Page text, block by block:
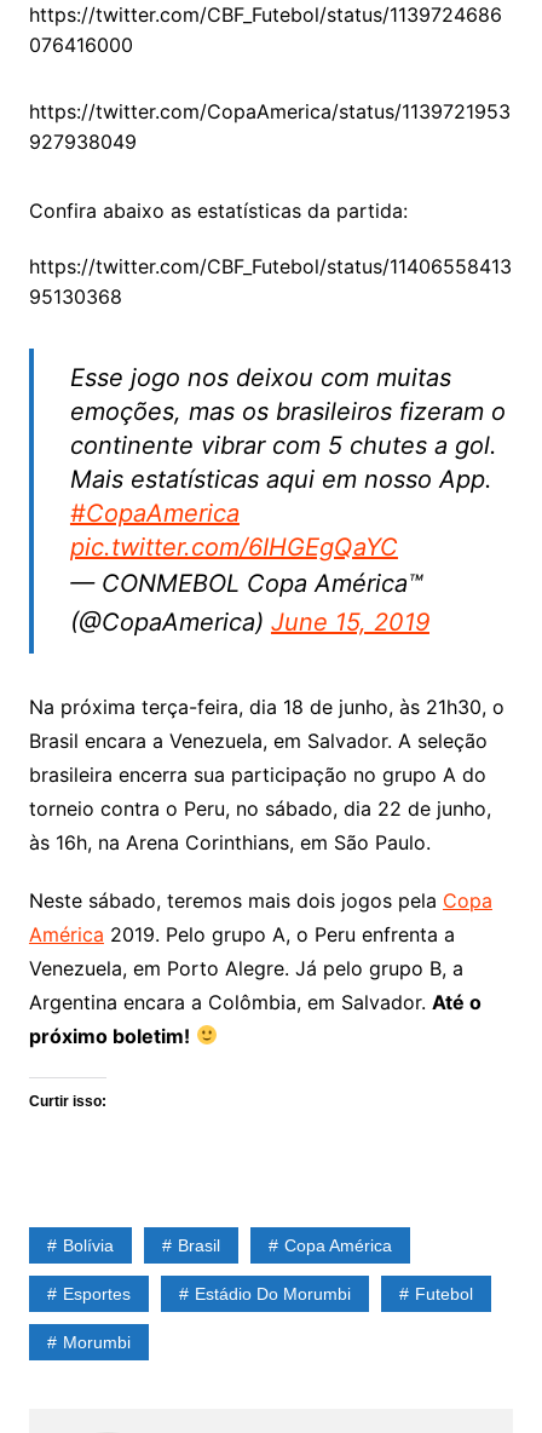
https://twitter.com/CBF_Futebol/status/1139724686
076416000
https://twitter.com/CopaAmerica/status/1139721953
927938049
Confira abaixo as estatísticas da partida:
https://twitter.com/CBF_Futebol/status/11406558413
95130368
Esse jogo nos deixou com muitas
emoções, mas os brasileiros fizeram o
continente vibrar com 5 chutes a gol.
Mais estatísticas aqui em nosso App.
#CopaAmerica
pic.twitter.com/6IHGEgQaYC
— CONMEBOL Copa América™️
(@CopaAmerica) June 15, 2019
Na próxima terça-feira, dia 18 de junho, às 21h30, o
Brasil encara a Venezuela, em Salvador. A seleção
brasileira encerra sua participação no grupo A do
torneio contra o Peru, no sábado, dia 22 de junho,
às 16h, na Arena Corinthians, em São Paulo.
Neste sábado, teremos mais dois jogos pela Copa
América 2019. Pelo grupo A, o Peru enfrenta a
Venezuela, em Porto Alegre. Já pelo grupo B, a
Argentina encara a Colômbia, em Salvador. Até o
próximo boletim!
Curtir isso:
Bolívia Brasil Copa América
Esportes Estádio Do Morumbi Futebol
Morumbi